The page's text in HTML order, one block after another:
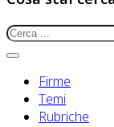
Firme
Temi
Rubriche